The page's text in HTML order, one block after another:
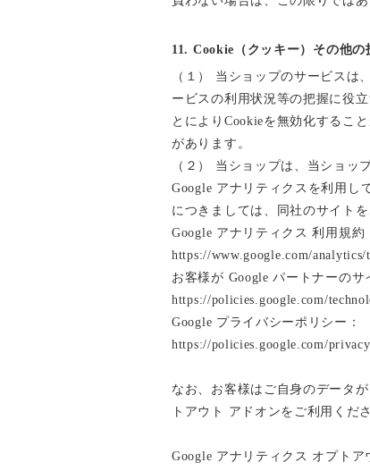
11. Cookie（クッキー）その他の
（１） 当ショップのサービス
ービスの利用状況等の把握に役
とによりCookieを無効化するこ
があります。
（２） 当ショップは、当ショ
Google アナリティクスを利用し
につきましては、同社のサイトを
Google アナリティクス 利用規約
https://www.google.com/
お客様が Google パートナーの
https://policies.google.com/
Google プライバシーポリシー：
https://policies.google.com/
なお、お客様はご自身のデータ
トアウト アドオンをご利用くださ
Google アナリティクス オプトア